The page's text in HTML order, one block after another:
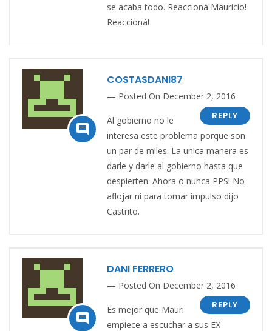
se acaba todo. Reaccioná Mauricio!
Reaccioná!

COSTASDANI87
Posted On December 2, 2016
REPLY
Al gobierno no le
interesa este problema porque son
un par de miles. La unica manera es
darle y darle al gobierno hasta que
despierten. Ahora o nunca PPS! No
aflojar ni para tomar impulso dijo
Castrito.

DANI FERRERO
Posted On December 2, 2016
REPLY
Es mejor que Mauri
empiece a escuchar a sus EX